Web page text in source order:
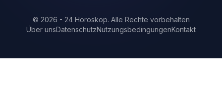
© 2026 - 24 Horoskop. Alle Rechte vorbehalten
Über unsDatenschutzNutzungsbedingungenKontakt